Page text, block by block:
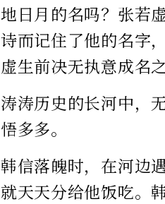
地日月的名吗？张若
诗而记住了他的名字
虚生前决无执意成名
涛涛历史的长河中，
悟多多。
韩信落魄时，在河边
就天天分给他饭吃。